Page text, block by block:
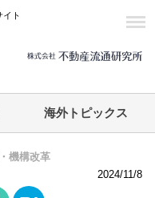
イト
海外トピックス
機構改革
2024/11/8